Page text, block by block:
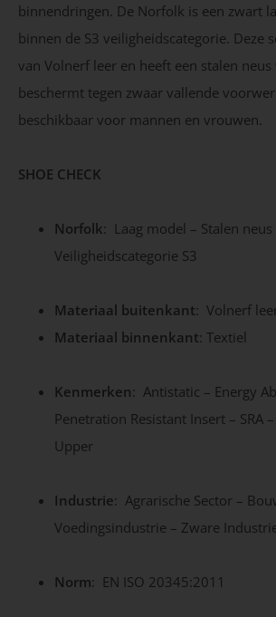
binnendringen. De Norfolk is een zwart
binnen de S3 veiligheidscategorie. Deze
van Volnerf leer en heeft een stalen
beschermt tegen zwaar vallende
beschikbaar voor mannen en vrouwen.
SHOE CHECK
Norfolk: Laag model – Stalen neus
Veiligheidscategorie S3
Materiaal buitenkant: Volnerf
Materiaal binnenkant: Textiel
Kenmerken: Antistatic – Energy
Penetration Resistant Insert – SRA
Upper
Industrie: Agrarische Sector –
Voedingsindustrie – Zware
Norm: EN ISO 20345:2011